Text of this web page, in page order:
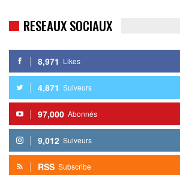
RESEAUX SOCIAUX
8,971 Likes
4,871 Suiveurs
97,000 Abonnés
9,012 Suiveurs
RSS Subscribe